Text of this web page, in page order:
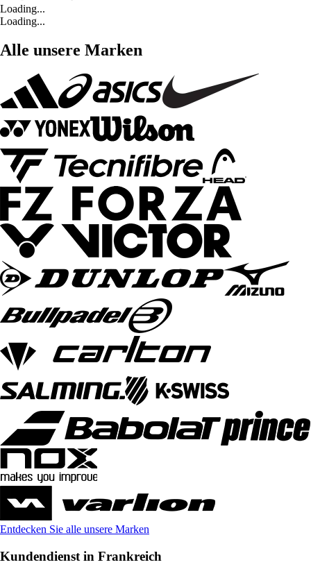
Loading...
Loading...
Alle unsere Marken
Entdecken Sie alle unsere Marken
Kundendienst in Frankreich